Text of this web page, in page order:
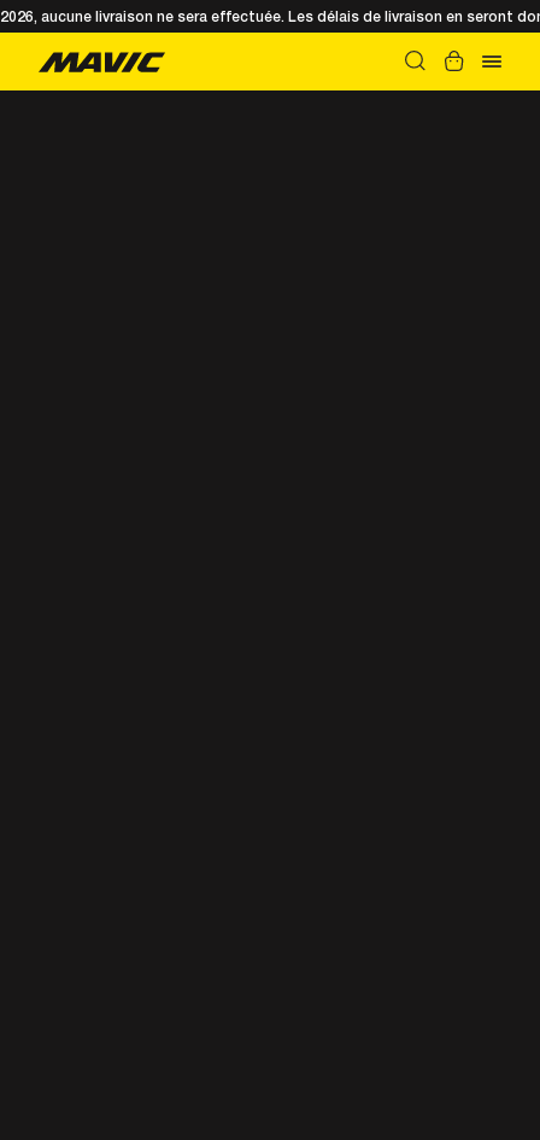
aucune livraison ne sera effectuée. Les délais de livraison en seront